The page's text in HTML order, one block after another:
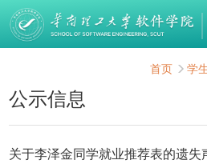
首页 学
公示信息
关于李泽金同学就业推荐表的遗失